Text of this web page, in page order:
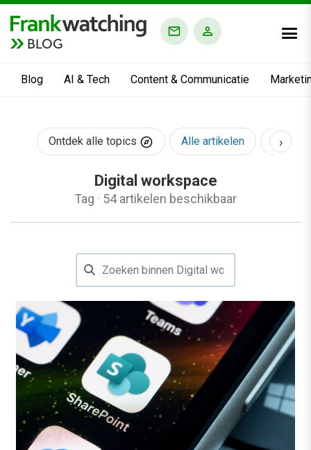
BLOG
Blog AI & Tech Content & Communicatie
Ontdek alle topics Alle artikelen AI &
›
Digital workspace
Tag · 54 artikelen beschikbaar